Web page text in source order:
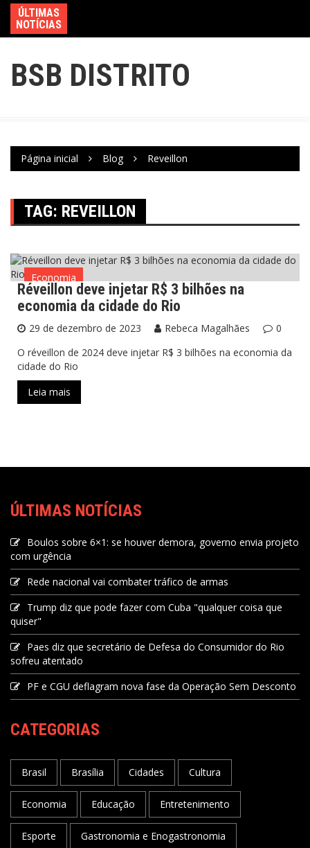
ÚLTIMAS
NOTÍCIAS
BSB DISTRITO
Página inicial Blog Reveillon
TAG: REVEILLON
Economia
Réveillon deve injetar R$ 3 bilhões na
economia da cidade do Rio
29 de dezembro de 2023 Rebeca Magalhães
0
O réveillon de 2024 deve injetar R$ 3 bilhões na economia da
cidade do Rio
Leia mais
ÚLTIMAS NOTÍCIAS
Boulos sobre 6×1: se houver demora, governo envia projeto
com urgência
Rede nacional vai combater tráfico de armas
Trump diz que pode fazer com Cuba "qualquer coisa que
quiser"
Paes diz que secretário de Defesa do Consumidor do Rio
sofreu atentado
PF e CGU deflagram nova fase da Operação Sem Desconto
CATEGORIAS
Brasil Brasília Cidades Cultura
Economia Educação Entretenimento
Esporte Gastronomia e Enogastronomia